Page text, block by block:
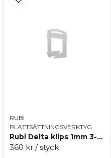
RUBI
PLATTSÄTTNINGSVERKTYG
Rubi Delta klips 1mm 3-12mm
360 kr / styck